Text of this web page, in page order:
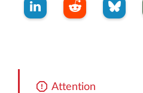
Attention